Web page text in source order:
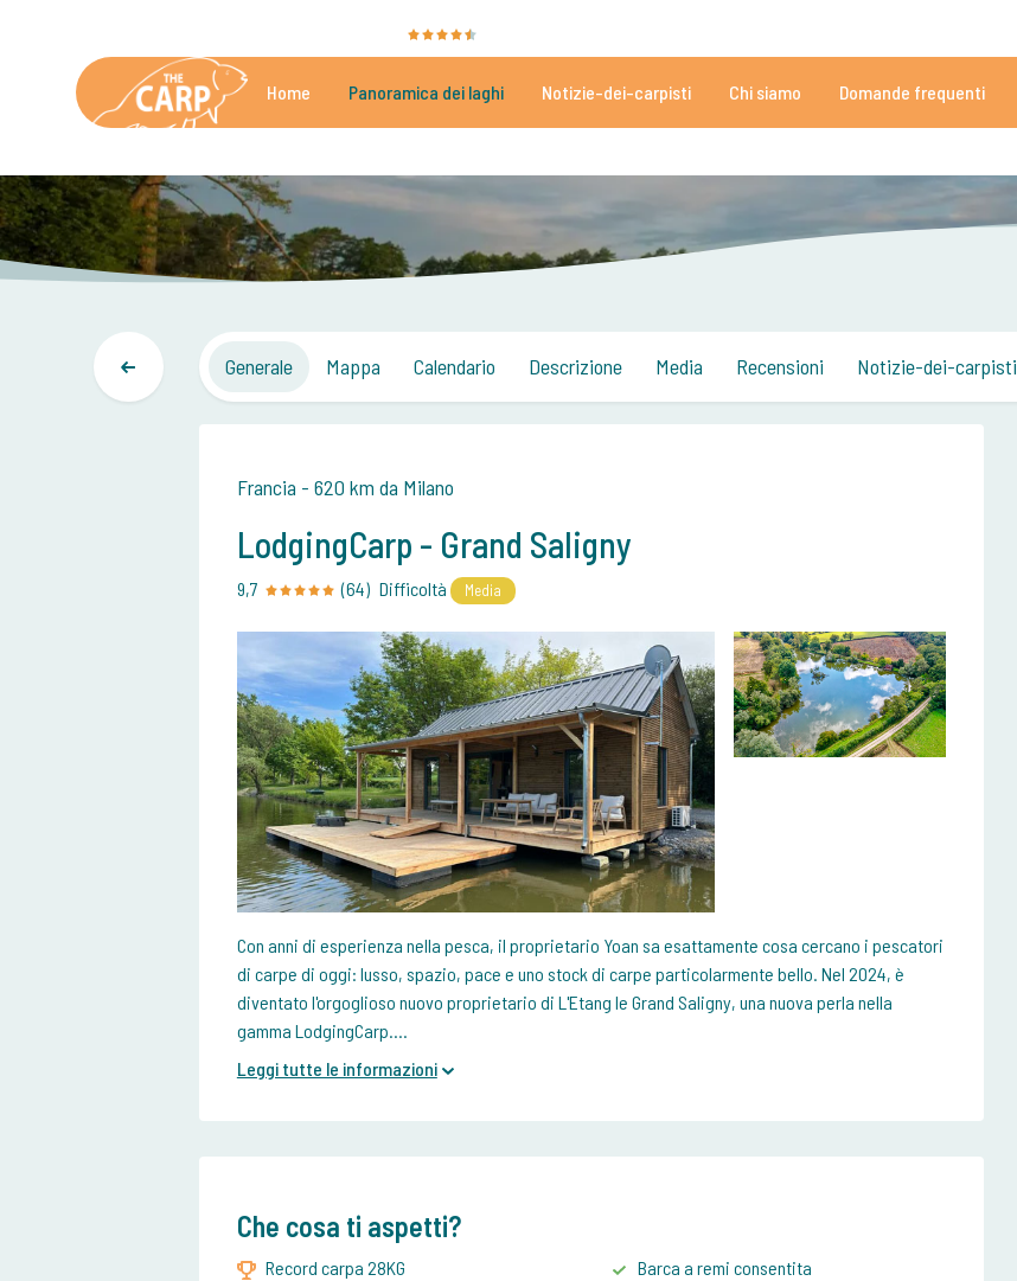
Home Panoramica dei laghi Notizie-dei-carpisti Chi siamo Domande frequenti
Generale Mappa Calendario Descrizione Media Recensioni Notizie-dei-carpisti
Francia - 620 km da Milano
LodgingCarp - Grand Saligny
9,7 (64) Difficoltà Media
Con anni di esperienza nella pesca, il proprietario Yoan sa esattamente cosa cercano i pescatori
di carpe di oggi: lusso, spazio, pace e uno stock di carpe particolarmente bello. Nel 2024, è
diventato l'orgoglioso nuovo proprietario di L'Etang le Grand Saligny, una nuova perla nella
gamma LodgingCarp....
Leggi tutte le informazioni
Che cosa ti aspetti?
Record carpa 28KG Barca a remi consentita